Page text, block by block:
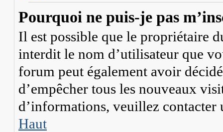
Pourquoi ne puis-je pas
Il est possible que le propriétaire
interdit le nom d’utilisateur que
forum peut également avoir
d’empêcher tous les nouveaux
d’informations, veuillez
Haut